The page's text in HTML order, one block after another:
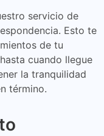
servicio de
Esto te
de tu
cuando llegue
la tranquilidad
término.